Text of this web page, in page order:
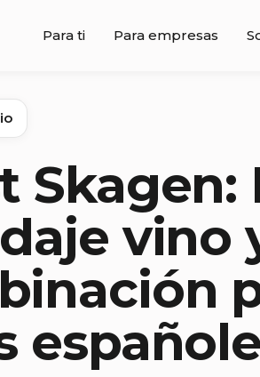
Para ti Para empresas
Skagen:
vino